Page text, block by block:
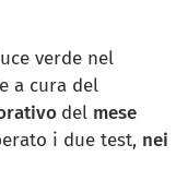
verde nel
a cura del
del mese
i due test, nei